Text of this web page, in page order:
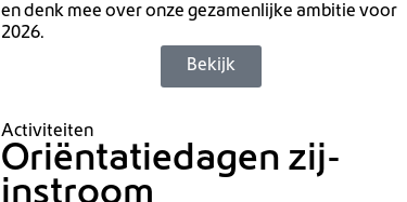
en denk mee over onze gezamenlijke ambitie voor
2026.
Bekijk
Activiteiten
Oriëntatiedagen zij-